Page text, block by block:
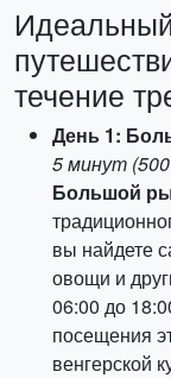
течение
День 1:
5 минут
Большой
вы найдете
овощи и
06:00 до
посещения
венгерской